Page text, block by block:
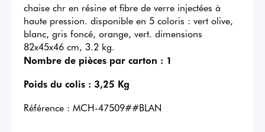
chaise chr en résine et fibre de verre injectées à
haute pression. disponible en 5 coloris : vert olive,
blanc, gris foncé, orange, vert. dimensions
82x45x46 cm, 3.2 kg.
Nombre de pièces par carton : 1
Poids du colis : 3,25 Kg
Référence : MCH-47509##BLAN